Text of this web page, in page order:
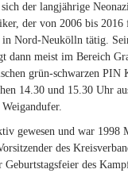
der langjährige
der von 2006 bis
Nord-Neukölln tätig.
dann meist im Bereich
grün-schwarzen PIN
14.30 und 15.30 Uhr
gewesen und war
des
des